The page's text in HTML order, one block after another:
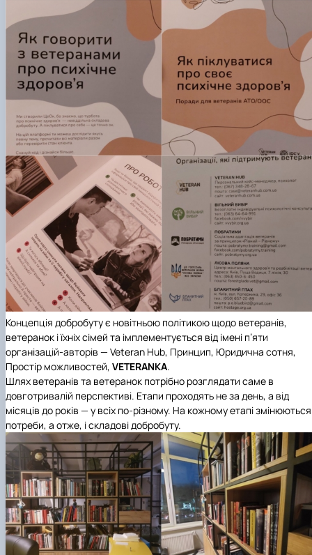
Концепція добробуту є новітньою політикою щодо ветеранів,
ветеранок і їхніх сімей та імплементується від імені п’яти
організацій-авторів — Veteran Hub, Принцип, Юридична сотня,
Простір можливостей, VETERANKA.
Шлях ветеранів та ветеранок потрібно розглядати саме в
довготривалій перспективі. Етапи проходять не за день, а від
місяців до років — у всіх по-різному. На кожному етапі змінюються
потреби, а отже, і складові добробуту.